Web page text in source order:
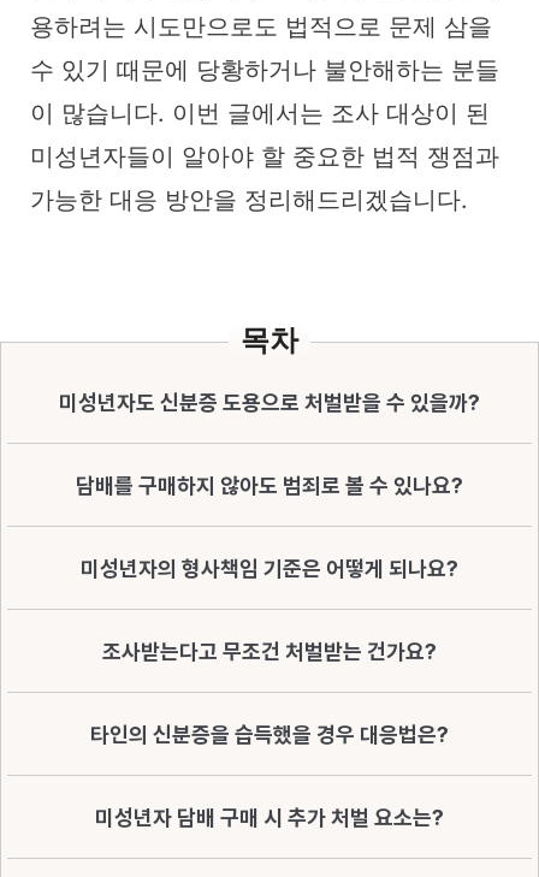
용하려는 시도만으로도 법적으로 문제 삼을
수 있기 때문에 당황하거나 불안해하는 분들
이 많습니다. 이번 글에서는 조사 대상이 된
미성년자들이 알아야 할 중요한 법적 쟁점과
가능한 대응 방안을 정리해드리겠습니다.
목차
미성년자도 신분증 도용으로 처벌받을 수 있을까?
담배를 구매하지 않아도 범죄로 볼 수 있나요?
미성년자의 형사책임 기준은 어떻게 되나요?
조사받는다고 무조건 처벌받는 건가요?
타인의 신분증을 습득했을 경우 대응법은?
미성년자 담배 구매 시 추가 처벌 요소는?